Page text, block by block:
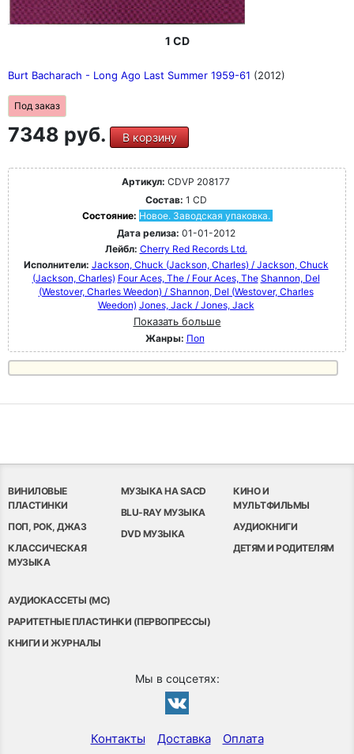
1 CD
Burt Bacharach - Long Ago Last Summer 1959-61 (2012)
Под заказ
7348 руб. В корзину
Артикул: CDVP 208177
Состав: 1 CD
Состояние: Новое. Заводская упаковка.
Дата релиза: 01-01-2012
Лейбл: Cherry Red Records Ltd.
Исполнители: Jackson, Chuck (Jackson, Charles) / Jackson, Chuck
(Jackson, Charles) Four Aces, The / Four Aces, The Shannon, Del
(Westover, Charles Weedon) / Shannon, Del (Westover, Charles
Weedon) Jones, Jack / Jones, Jack
Показать больше
Жанры: Поп
ВИНИЛОВЫЕ
ПЛАСТИНКИ
ПОП, РОК, ДЖАЗ
КЛАССИЧЕСКАЯ
МУЗЫКА
МУЗЫКА НА SACD
BLU-RAY МУЗЫКА
DVD МУЗЫКА
КИНО И
МУЛЬТФИЛЬМЫ
АУДИОКНИГИ
ДЕТЯМ И РОДИТЕЛЯМ
АУДИОКАССЕТЫ (MC)
РАРИТЕТНЫЕ ПЛАСТИНКИ (ПЕРВОПРЕССЫ)
КНИГИ И ЖУРНАЛЫ
Мы в соцсетях:
Контакты Доставка Оплата